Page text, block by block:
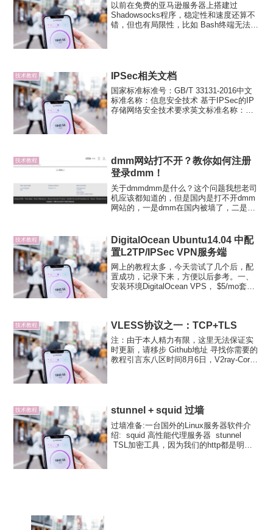
以前在免费的亚马逊服务器上搭建过
Shadowsocks程序，稳定性和速度还算不
错，但也有局限性，比如 Bash终端无法翻
技术教程 IPSec相关文档
国家标准标准号：GB/T 33131-2016中文
标准名称：信息安全技术 基于IPSec的IP
存储网络安全技术要求英文标准名称：
技术教程
dmm网站打不开？教你如何注册
登录dmm！
关于dmmdmm是什么？这个问题我想老司
机应该都知道的，但是国内是打不开dmm
网站的，一是dmm在国内被墙了，二是
怎么做呢？dmm注册与登录＃1.自备日
本...
技术教程
DigitalOcean Ubuntu14.04 中配
置L2TP/IPSec VPN服务端
网上的教程太多，今天尝试了几个后，配
置成功，记录下来，方便以后参考。一、
安装环境DigitalOcean VPS， $5/mo套
技术教程 VLESS协议之一：TCP+TLS
注：由于本人精力有限，这里无法保证实
时更新，请移步 Github地址 寻找你需要的
教程引言东八区时间8月6日，V2ray-Core
技术教程 stunnel + squid 过墙
过墙准备:一台国外的Linux服务器软件介
绍: squid 高性能代理服务器 stunnel
TSL加密工具，因为我们的http都是明文